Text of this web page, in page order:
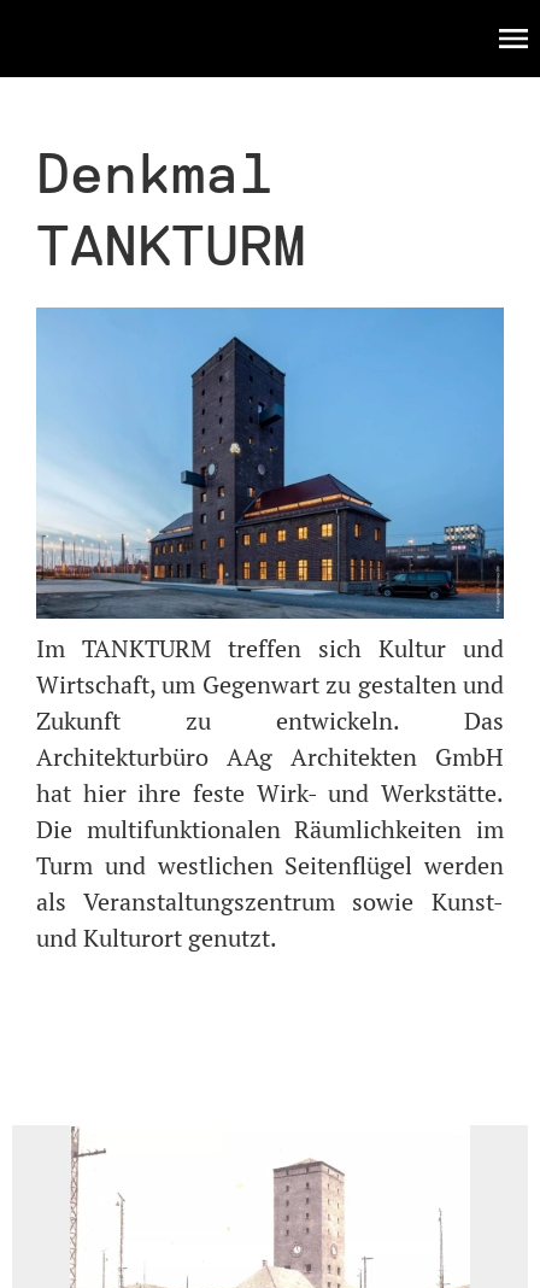
Denkmal
TANKTURM
Im TANKTURM treffen sich Kultur und
Wirtschaft, um Gegenwart zu gestalten und
Zukunft zu entwickeln. Das
Architekturbüro AAg Architekten GmbH
hat hier ihre feste Wirk- und Werkstätte.
Die multifunktionalen Räumlichkeiten im
Turm und westlichen Seitenflügel werden
als Veranstaltungszentrum sowie Kunst-
und Kulturort genutzt.